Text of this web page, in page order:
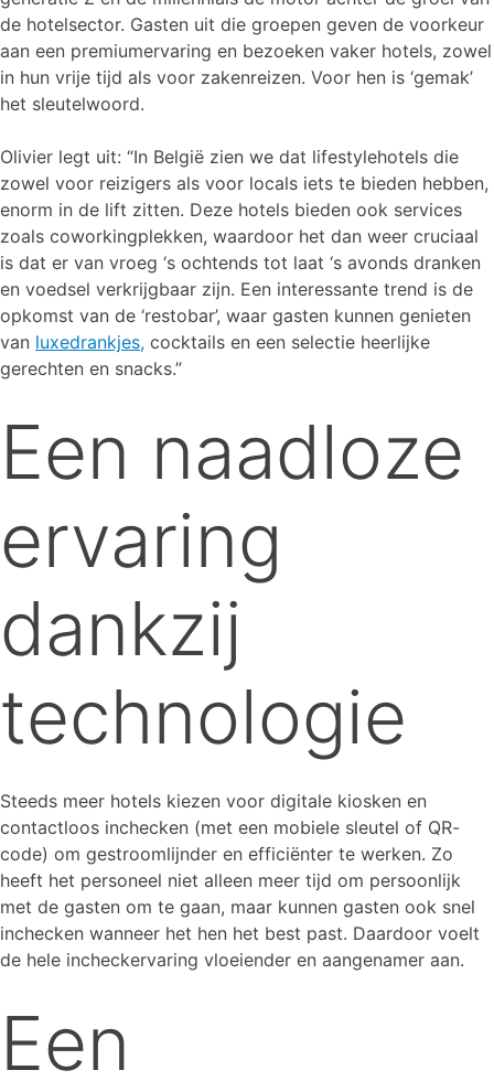
de hotelsector. Gasten uit die groepen geven de voorkeur
aan een premiumervaring en bezoeken vaker hotels, zowel
in hun vrije tijd als voor zakenreizen. Voor hen is ‘gemak’
het sleutelwoord.
Olivier legt uit: “In België zien we dat lifestylehotels die
zowel voor reizigers als voor locals iets te bieden hebben,
enorm in de lift zitten. Deze hotels bieden ook services
zoals coworkingplekken, waardoor het dan weer cruciaal
is dat er van vroeg ‘s ochtends tot laat ‘s avonds dranken
en voedsel verkrijgbaar zijn. Een interessante trend is de
opkomst van de ‘restobar’, waar gasten kunnen genieten
van luxedrankjes, cocktails en een selectie heerlijke
gerechten en snacks.”
Een naadloze
ervaring
dankzij
technologie
Steeds meer hotels kiezen voor digitale kiosken en
contactloos inchecken (met een mobiele sleutel of QR-
code) om gestroomlijnder en efficiënter te werken. Zo
heeft het personeel niet alleen meer tijd om persoonlijk
met de gasten om te gaan, maar kunnen gasten ook snel
inchecken wanneer het hen het best past. Daardoor voelt
de hele incheckervaring vloeiender en aangenamer aan.
Een